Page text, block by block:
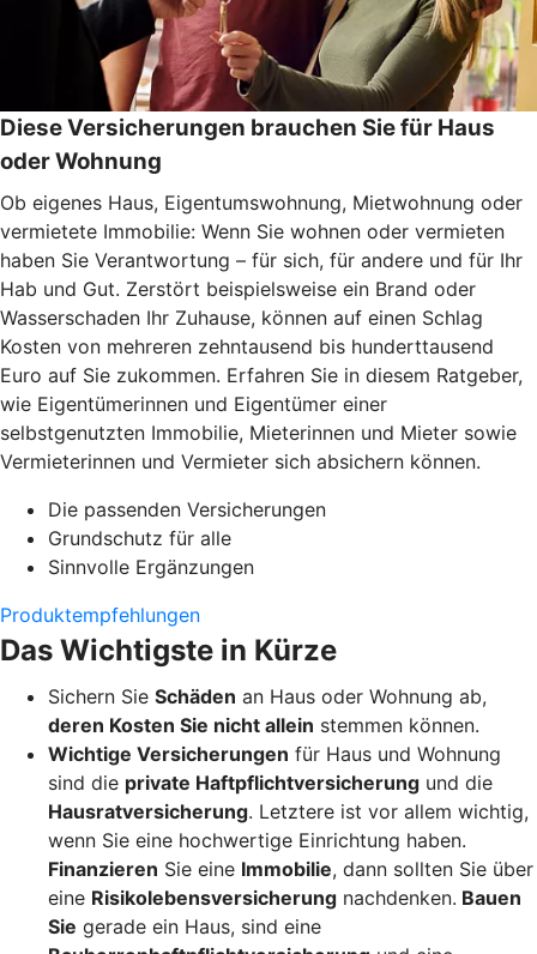
Diese Versicherungen brauchen Sie für Haus
oder Wohnung
Ob eigenes Haus, Eigentumswohnung, Mietwohnung oder
vermietete Immobilie: Wenn Sie wohnen oder vermieten
haben Sie Verantwortung – für sich, für andere und für Ihr
Hab und Gut. Zerstört beispielsweise ein Brand oder
Wasserschaden Ihr Zuhause, können auf einen Schlag
Kosten von mehreren zehntausend bis hunderttausend
Euro auf Sie zukommen. Erfahren Sie in diesem Ratgeber,
wie Eigentümerinnen und Eigentümer einer
selbstgenutzten Immobilie, Mieterinnen und Mieter sowie
Vermieterinnen und Vermieter sich absichern können.
Die passenden Versicherungen
Grundschutz für alle
Sinnvolle Ergänzungen
Produktempfehlungen
Das Wichtigste in Kürze
Sichern Sie Schäden an Haus oder Wohnung ab,
deren Kosten Sie nicht allein stemmen können.
Wichtige Versicherungen für Haus und Wohnung
sind die private Haftpflichtversicherung und die
Hausratversicherung. Letztere ist vor allem wichtig,
wenn Sie eine hochwertige Einrichtung haben.
Finanzieren Sie eine Immobilie, dann sollten Sie über
eine Risikolebensversicherung nachdenken. Bauen
Sie gerade ein Haus, sind eine